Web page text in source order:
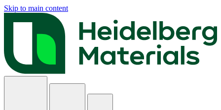
Skip to main content